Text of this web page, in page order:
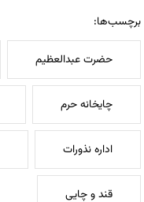
برچسب‌ها:
حضرت عبدالعظیم
چایخانه حرم
اداره نذورات
قند و چایی